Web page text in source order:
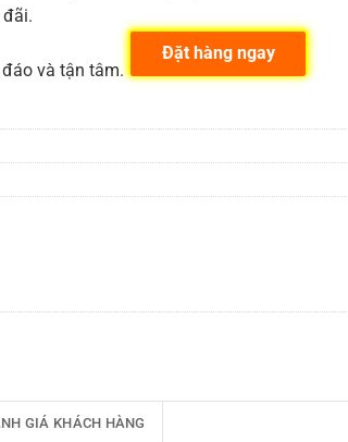
đáo và tận tâm.
Đặt hàng ngay
GIÁ KHÁCH HÀNG